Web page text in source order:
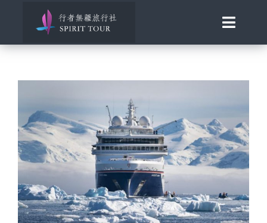
Toggle
發現南北極
百國慢遊
歐洲風華